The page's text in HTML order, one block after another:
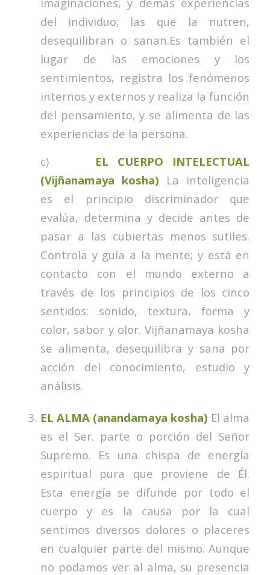
del individuo; las que la nutren,
desequilibran o sanan.Es también el
lugar de las emociones y los
sentimientos, registra los fenómenos
internos y externos y realiza la función
del pensamiento, y se alimenta de las
experiencias de la persona.
c) EL CUERPO INTELECTUAL
(Vijñanamaya kosha) La inteligencia
es el principio discriminador que
evalúa, determina y decide antes de
pasar a las cubiertas menos sutiles.
Controla y guía a la mente; y está en
contacto con el mundo externo a
través de los principios de los cinco
sentidos: sonido, textura, forma y
color, sabor y olor. Vijñanamaya kosha
se alimenta, desequilibra y sana por
acción del conocimiento, estudio y
análisis.
EL ALMA (anandamaya kosha) El alma
es el Ser. parte o porción del Señor
Supremo. Es una chispa de energía
espiritual pura que proviene de Él.
Esta energía se difunde por todo el
cuerpo y es la causa por la cual
sentimos diversos dolores o placeres
en cualquier parte del mismo. Aunque
no podamos ver al alma, su presencia